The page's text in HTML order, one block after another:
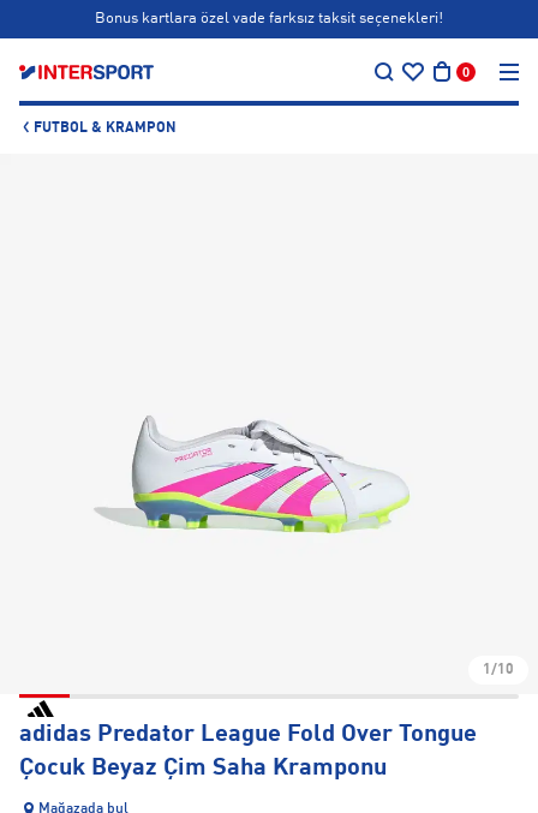
Bonus kartlara özel vade farksız taksit seçenekleri!
0
FUTBOL & KRAMPON
1/10
adidas Predator League Fold Over Tongue
Çocuk Beyaz Çim Saha Kramponu
Mağazada bul